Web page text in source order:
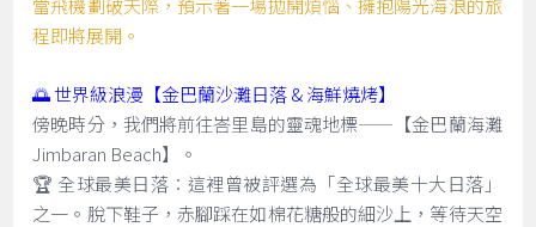
當飛機劃破天際，預示著一場拋開煩惱、擁抱陽光海浪的旅
程即將展開。
🌅 世界級浪漫【金巴蘭沙灘日落 & 海鮮燒烤】
傍晚時分，我們將前往峇里島的靈魂地標——【金巴蘭海灘
Jimbaran Beach】。
🏆 全球最美日落：這裡曾被評選為「全球最美十大日落」
之一。脫下鞋子，赤腳踩在如棉花糖般的細沙上，等待天空